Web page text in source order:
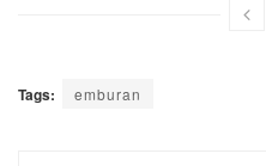
Tags: emburan